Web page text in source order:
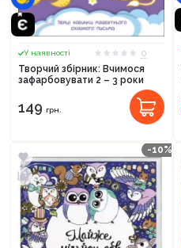
У наявності
0
Творчий збірник: Вчимося
зафарбовувати 2 – 3 роки
149 грн.
-10%